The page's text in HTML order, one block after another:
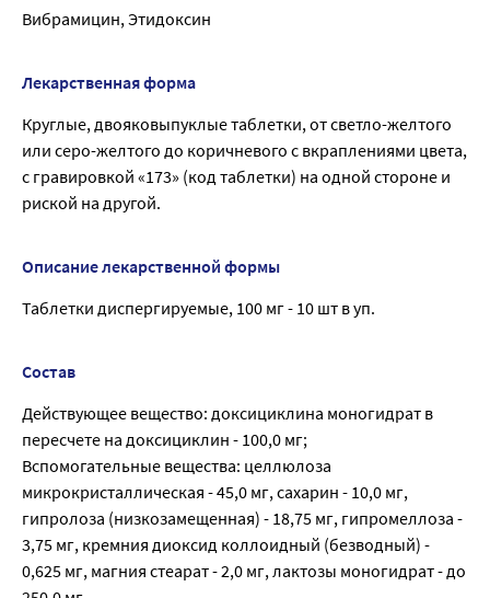
Вибрамицин, Этидоксин
Лекарственная форма
Круглые, двояковыпуклые таблетки, от светло-желтого
или серо-желтого до коричневого с вкраплениями цвета,
с гравировкой «173» (код таблетки) на одной стороне и
риской на другой.
Описание лекарственной формы
Таблетки диспергируемые, 100 мг - 10 шт в уп.
Состав
Действующее вещество: доксициклина моногидрат в
пересчете на доксициклин - 100,0 мг;
Вспомогательные вещества: целлюлоза
микрокристаллическая - 45,0 мг, сахарин - 10,0 мг,
гипролоза (низкозамещенная) - 18,75 мг, гипромеллоза -
3,75 мг, кремния диоксид коллоидный (безводный) -
0,625 мг, магния стеарат - 2,0 мг, лактозы моногидрат - до